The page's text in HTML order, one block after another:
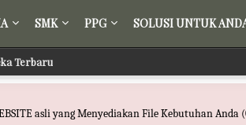
SMK PPG SOLUSI UNTUK
Terbaru
asli yang Menyediakan File Kebutuhan Anda